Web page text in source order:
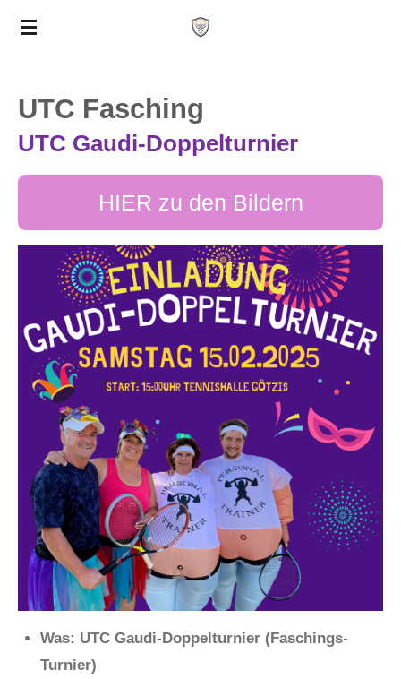
Zum
UTC Fasching
UTC Gaudi-Doppelturnier
HIER zu den Bildern
Was: UTC Gaudi-Doppelturnier (Faschings-
Turnier)